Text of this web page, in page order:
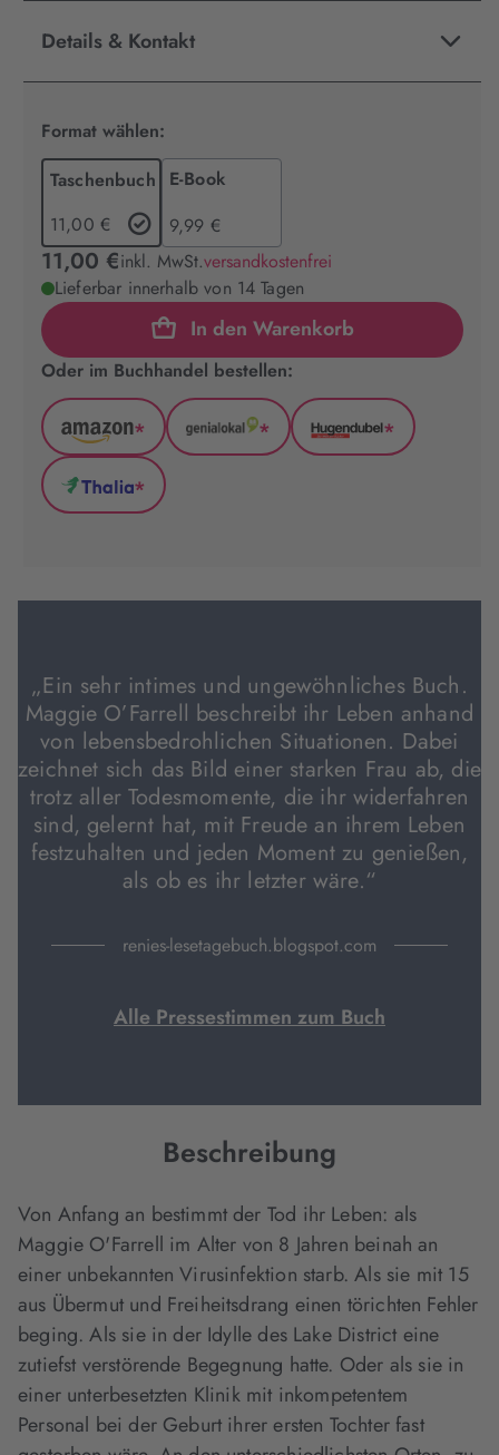
Details & Kontakt
Format wählen:
Taschenbuch
11,00 €
E-Book
9,99 €
11,00 €inkl. MwSt.versandkostenfrei
Lieferbar innerhalb von 14 Tagen
In den Warenkorb
Oder im Buchhandel bestellen:
Amazon
(wird
in
neuem
*
GenialLokal
*
Hugendubel
*
Thalia
Tab
*
„Ein sehr intimes und ungewöhnliches Buch.
Maggie O’Farrell beschreibt ihr Leben anhand
von lebensbedrohlichen Situationen. Dabei
zeichnet sich das Bild einer starken Frau ab, die
trotz aller Todesmomente, die ihr widerfahren
sind, gelernt hat, mit Freude an ihrem Leben
festzuhalten und jeden Moment zu genießen,
als ob es ihr letzter wäre.“
renies-lesetagebuch.blogspot.com
Alle Pressestimmen zum Buch
Beschreibung
Von Anfang an bestimmt der Tod ihr Leben: als
Maggie O'Farrell im Alter von 8 Jahren beinah an
einer unbekannten Virusinfektion starb. Als sie mit 15
aus Übermut und Freiheitsdrang einen törichten Fehler
beging. Als sie in der Idylle des Lake District eine
zutiefst verstörende Begegnung hatte. Oder als sie in
einer unterbesetzten Klinik mit inkompetentem
Personal bei der Geburt ihrer ersten Tochter fast